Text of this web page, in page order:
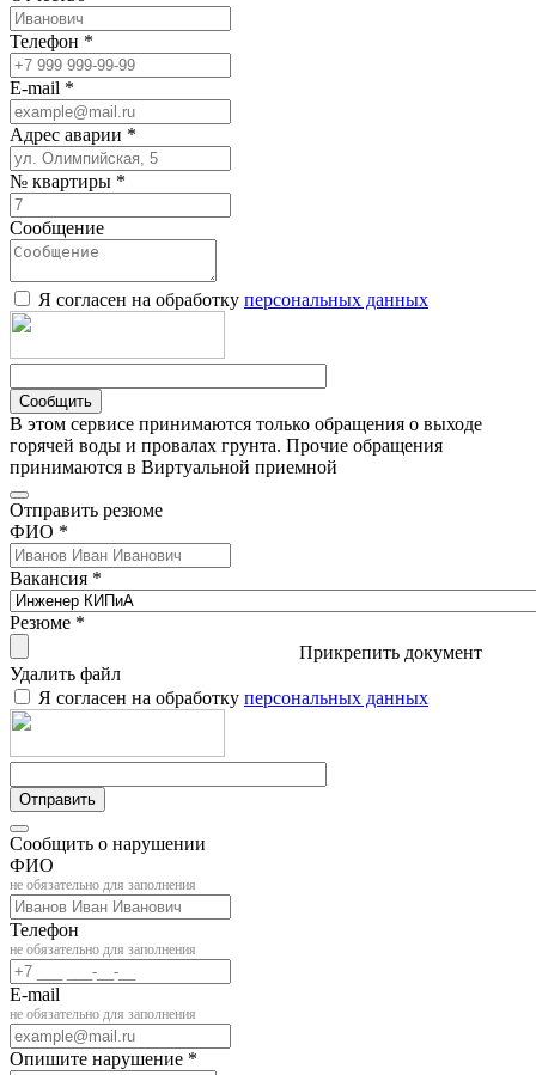
Телефон *
E-mail *
Адрес аварии *
№ квартиры *
Сообщение
Я согласен на обработку персональных данных
Сообщить
В этом сервисе принимаются только обращения о выходе
горячей воды и провалах грунта. Прочие обращения
принимаются в Виртуальной приемной
Отправить резюме
ФИО *
Вакансия *
Резюме *
Прикрепить документ
Удалить файл
Я согласен на обработку персональных данных
Отправить
Сообщить о нарушении
ФИО
не обязательно для заполнения
Телефон
не обязательно для заполнения
E-mail
не обязательно для заполнения
Опишите нарушение *